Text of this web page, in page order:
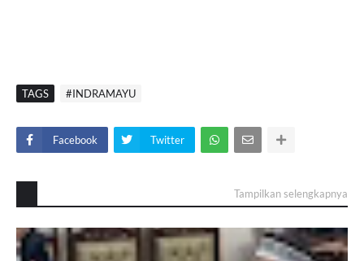
TAGS #INDRAMAYU
Facebook Twitter
Tampilkan selengkapnya